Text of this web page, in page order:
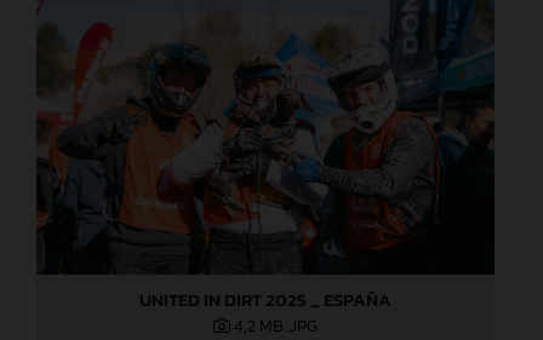
UNITED IN DIRT 2025 _ ESPAÑA
4,2 MB .JPG